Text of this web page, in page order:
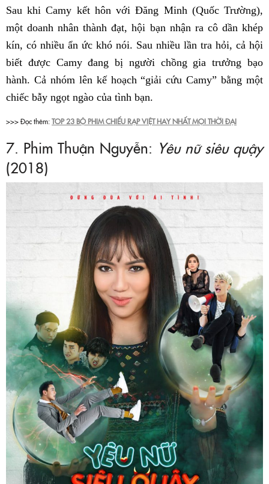
Sau khi Camy kết hôn với Đăng Minh (Quốc Trường),
một doanh nhân thành đạt, hội bạn nhận ra cô dần khép
kín, có nhiều ẩn ức khó nói. Sau nhiều lần tra hỏi, cả hội
biết được Camy đang bị người chồng gia trưởng bạo
hành. Cả nhóm lên kế hoạch “giải cứu Camy” bằng một
chiếc bẫy ngọt ngào của tình bạn.
>>> Đọc thêm:TOP 23 BỘ PHIM CHIẾU RẠP VIỆT HAY NHẤT MỌI THỜI ĐẠI
7. Phim Thuận Nguyễn: Yêu nữ siêu quậy
(2018)